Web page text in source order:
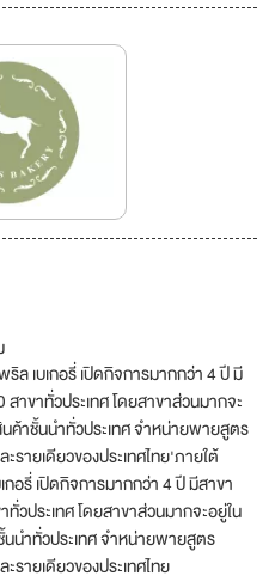
ล เบเกอรี่ เปิดกิจการมากกว่า 4 ปี มี
าขาทั่วประเทศ โดยสาขาส่วนมากจะ
ค้าชั้นนำทั่วประเทศ จำหน่ายพายสูตร
ะรายเดียวของประเทศไทย'ภายใต้
กอรี่ เปิดกิจการมากกว่า 4 ปี มีสาขา
วประเทศ โดยสาขาส่วนมากจะอยู่ใน
นำทั่วประเทศ จำหน่ายพายสูตร
รายเดียวของประเทศไทย